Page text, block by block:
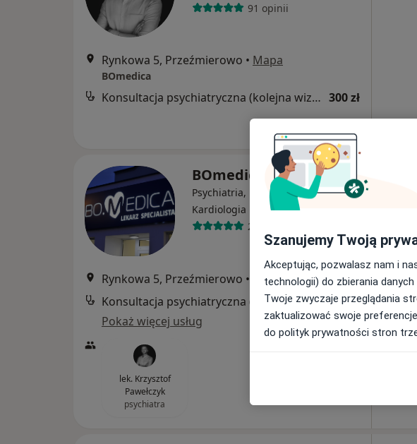
91 opinii
Rynkowa 5, Przeźmierowo • Mapa
BOmedica
Konsultacja psychiatryczna (kolejna wizyta) 300 zł
BOmedica
Psychiatria, Kardiochirurgia,
Kardiologia
Więcej
2371 opinii
Rynkowa 5, Przeźmierowo •
Mapa
Konsultacja psychiatryczna (kolejna wizyta) 300 zł
Pokaż więcej usług
lek. Krzysztof
Pawełczyk
psychiatra
Szanujemy Twoją
Akceptując, pozwalasz nam i
technologii) do zbierania
Twoje zwyczaje przeglądania
zaktualizować swoje
do polityk prywatności stron